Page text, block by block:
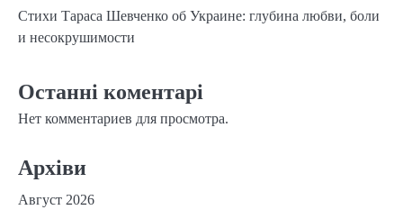
Стихи Тараса Шевченко об Украине: глубина любви, боли
и несокрушимости
Останні коментарі
Нет комментариев для просмотра.
Архіви
Август 2026